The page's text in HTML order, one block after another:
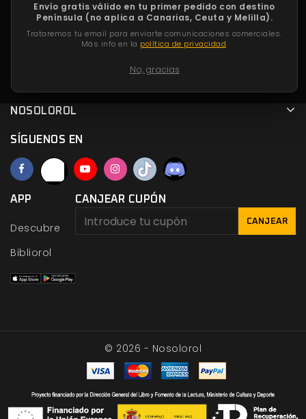
DÓNDE ENCONTRARNOS
NOSOLOROL
SÍGUENOS EN
APP
Descubre
Bibliorol
CANJEAR CUPÓN
CANJEAR
© 2026 - Nosolorol
Envío gratis válido en tu primer pedido con destino
Península (no aplica a Canarias, Ceuta y Melilla).
Trataremos tu email para enviarte comunicaciones comerciales.
Más info en la política de privacidad.
No, gracias